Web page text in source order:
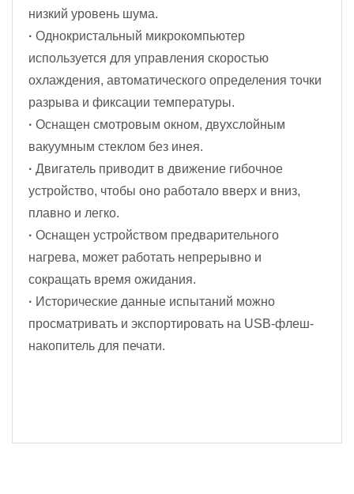
низкий уровень шума.
· Однокристальный микрокомпьютер
используется для управления скоростью
охлаждения, автоматического определения точки
разрыва и фиксации температуры.
· Оснащен смотровым окном, двухслойным
вакуумным стеклом без инея.
· Двигатель приводит в движение гибочное
устройство, чтобы оно работало вверх и вниз,
плавно и легко.
· Оснащен устройством предварительного
нагрева, может работать непрерывно и
сокращать время ожидания.
· Исторические данные испытаний можно
просматривать и экспортировать на USB-флеш-
накопитель для печати.